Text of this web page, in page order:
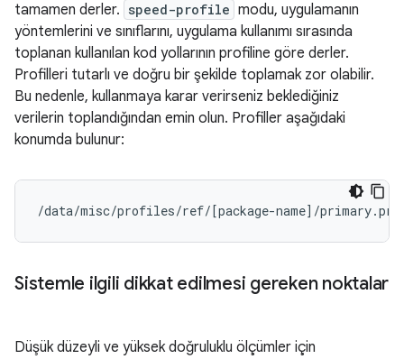
tamamen derler. speed-profile modu, uygulamanın
yöntemlerini ve sınıflarını, uygulama kullanımı sırasında
toplanan kullanılan kod yollarının profiline göre derler.
Profilleri tutarlı ve doğru bir şekilde toplamak zor olabilir.
Bu nedenle, kullanmaya karar verirseniz beklediğiniz
verilerin toplandığından emin olun. Profiller aşağıdaki
konumda bulunur:
/data/misc/profiles/ref/[package-name]
Sistemle ilgili dikkat edilmesi gereken noktalar
Düşük düzeyli ve yüksek doğruluklu ölçümler için